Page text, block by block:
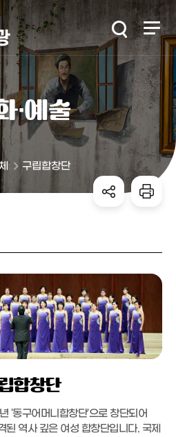
문 바로가기
·예술
구립합창단
합창단
'동구어머니합창단'으로 창단되어
역사 깊은 여성 합창단입니다. 국제